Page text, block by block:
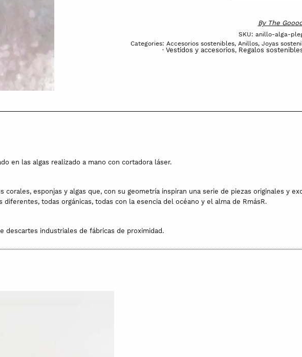
By The
SKU: anillo-alga-
Categories: Accesorios sostenibles, Anillos, Joyas
· Vestidos y accesorios, Regalos
en las algas realizado a mano con cortadora láser.
esponjas y algas que, con su geometría inspiran una serie de piezas originales y
todas orgánicas, todas con la esencia del océano y el alma de RmásR.
descartes industriales de fábricas de proximidad.
a la imagen.